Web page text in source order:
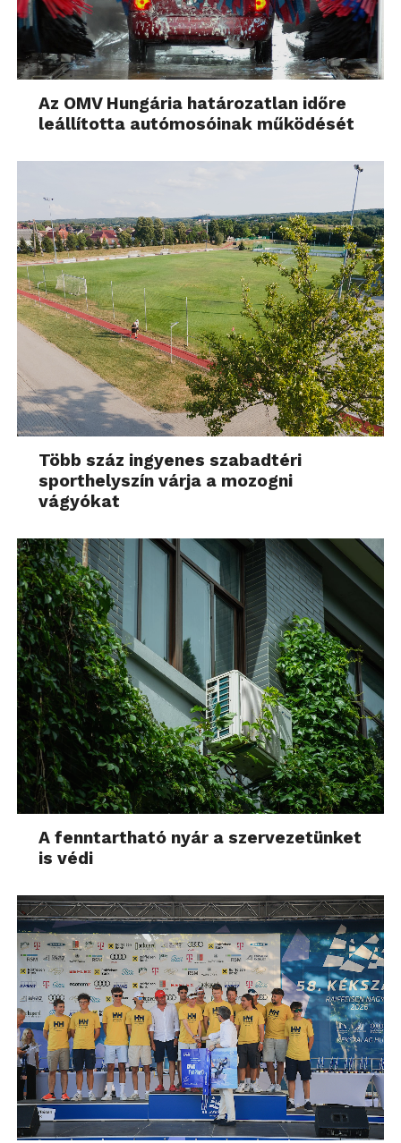
Az OMV Hungária határozatlan időre
leállította autómosóinak működését
Több száz ingyenes szabadtéri
sporthelyszín várja a mozogni
vágyókat
A fenntartható nyár a szervezetünket
is védi